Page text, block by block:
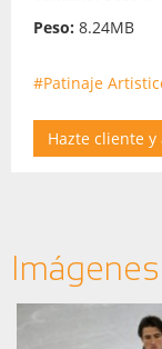
Peso: 8.24MB
#Patinaje
Hazte cliente